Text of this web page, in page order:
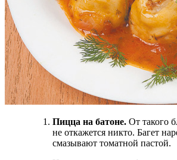
Пицца на батоне. От такого
не откажется никто. Багет
смазывают томатной пастой.